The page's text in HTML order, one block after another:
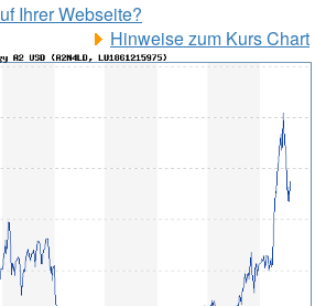
Ihrer Webseite?
Hinweise zum Kurs Chart